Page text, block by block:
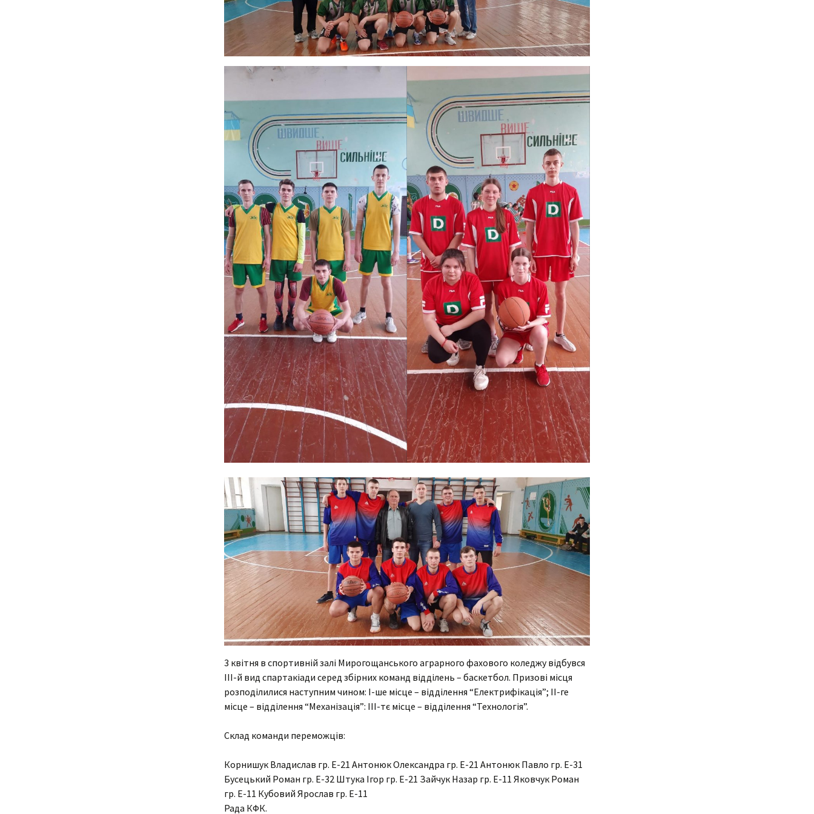
3 квітня в спортивній залі Мирогощанського аграрного фахового коледжу відбувся
ІІІ-й вид спартакіади серед збірних команд відділень – баскетбол. Призові місця
розподілилися наступним чином: І-ше місце – відділення “Електрифікація”; ІІ-ге
місце – відділення “Механізація”: ІІІ-тє місце – відділення “Технологія”.
Склад команди переможців:
Корнишук Владислав гр. Е-21 Антонюк Олександра гр. Е-21 Антонюк Павло гр. Е-31
Бусецький Роман гр. Е-32 Штука Ігор гр. Е-21 Зайчук Назар гр. Е-11 Яковчук Роман
гр. Е-11 Кубовий Ярослав гр. Е-11
Рада КФК.